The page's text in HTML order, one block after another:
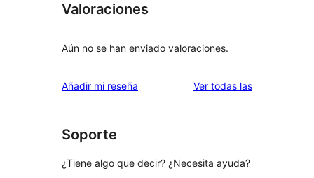
Valoraciones
Aún no se han enviado valoraciones.
Añadir mi reseña Ver todas lasvaloraciones
Soporte
¿Tiene algo que decir? ¿Necesita ayuda?